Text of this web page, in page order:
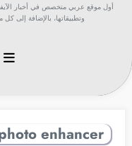
أول موقع عربي متخصص في أخبار
وتطبيقاتها، بالإضافة إلى
enhancer